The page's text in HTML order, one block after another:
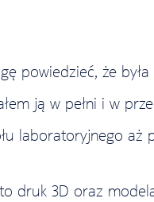
powiedzieć, że
ją w pełni i w
laboratoryjnego aż
druk 3D oraz